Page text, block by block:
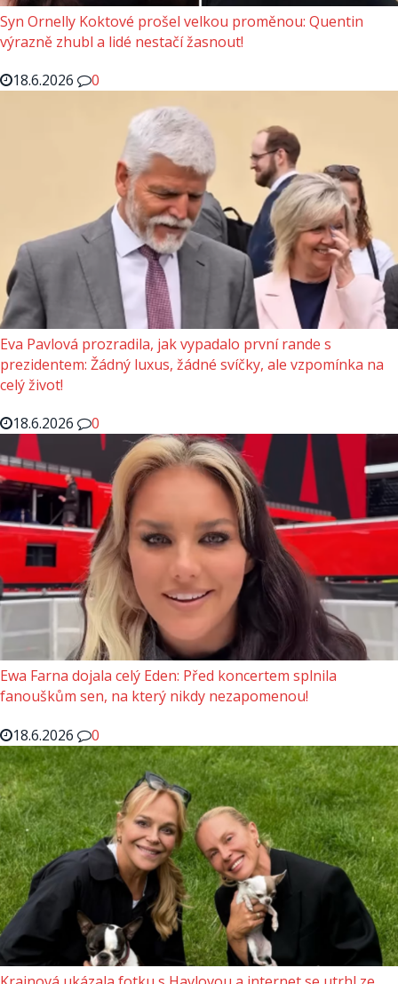
Syn Ornelly Koktové prošel velkou proměnou: Quentin
výrazně zhubl a lidé nestačí žasnout!
18.6.2026
0
Eva Pavlová prozradila, jak vypadalo první rande s
prezidentem: Žádný luxus, žádné svíčky, ale vzpomínka na
celý život!
18.6.2026
0
Ewa Farna dojala celý Eden: Před koncertem splnila
fanouškům sen, na který nikdy nezapomenou!
18.6.2026
0